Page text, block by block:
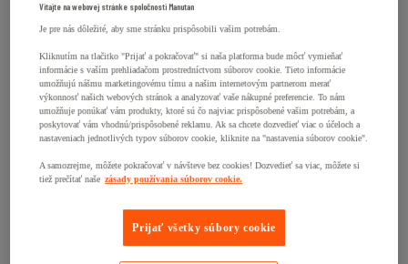
Vitajte na webovej stránke spoločnosti Manutan
Je pre nás dôležité, aby sme stránku prispôsobili vašim potrebám.
Kliknutím na tlačitko "Prijať a pokračovať" si naša platforma bude môcť vymieňať
informácie s vaším prehliadačom prostredníctvom súborov cookie. Tieto informácie
umožňujú nášmu marketingovému tímu a našim internetovým partnerom merať
výkonnosť našich webových stránok a analyzovať vaše nákupné preferencie. To nám
umožňuje ponúkať vám produkty, ktoré sú čo najviac prispôsobené vašim potrebám, a
poskytovať vám vhodnú/prispôsobené reklamu. Ak sa chcete dozvedieť viac o účeloch a
nastaveniach jednotlivých typov súborov cookie, kliknite na "nastavenia súborov cookie".
A samozrejme, môžete pokračovať v návšteve bez cookies! Dozvedieť sa viac, môžete si
tiež prečítať naše zásady používania súborov cookie.
Prijať všetky súbory cookie